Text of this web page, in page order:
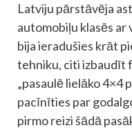
Latviju pārstāvēja
automobiļu klasēs ar
bija ieradušies krāt
tehniku, citi izbaudīt
„pasaulē lielāko 4×4
pacīnīties par
pirmo reizi šādā